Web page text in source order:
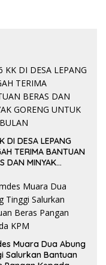
DI DESA LEPANG
TERIMA BANTUAN
DAN MINYAK
Muara Dua Abung
Salurkan Bantuan